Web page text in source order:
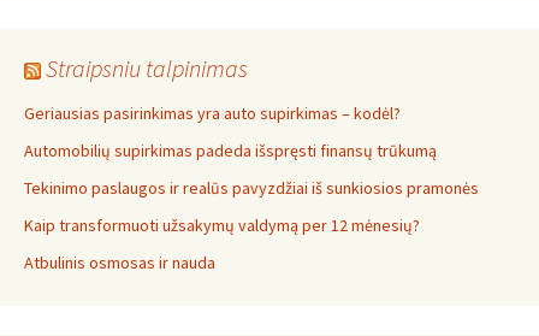
Straipsniu talpinimas
Geriausias pasirinkimas yra auto supirkimas – kodėl?
Automobilių supirkimas padeda išspręsti finansų trūkumą
Tekinimo paslaugos ir realūs pavyzdžiai iš sunkiosios pramonės
Kaip transformuoti užsakymų valdymą per 12 mėnesių?
Atbulinis osmosas ir nauda